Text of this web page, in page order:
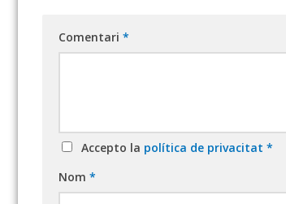
Comentari *
Accepto la política de privacitat *
Nom *